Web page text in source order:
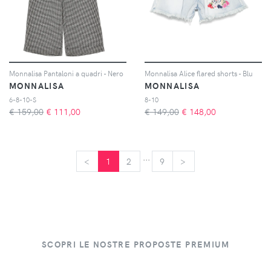
Monnalisa Pantaloni a quadri - Nero
MONNALISA
6-8-10-S
€ 159,00 € 111,00
Monnalisa Alice flared shorts - Blu
MONNALISA
8-10
€ 149,00 € 148,00
< 1 2 ... 9 >
SCOPRI LE NOSTRE PROPOSTE PREMIUM